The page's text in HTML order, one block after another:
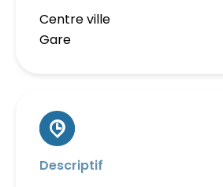
Centre ville
Gare
Descriptif